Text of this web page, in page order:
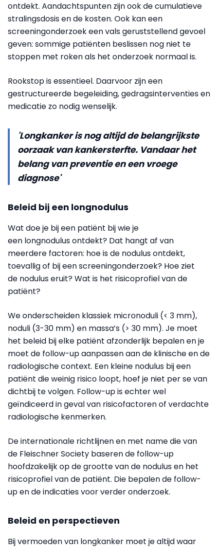
ontdekt. Aandachtspunten zijn ook de cumulatieve
stralingsdosis en de kosten. Ook kan een
screeningonderzoek een vals geruststellend gevoel
geven: sommige patiënten beslissen nog niet te
stoppen met roken als het onderzoek normaal is.
Rookstop is essentieel. Daarvoor zijn een
gestructureerde begeleiding, gedragsinterventies en
medicatie zo nodig wenselijk.
'Longkanker is nog altijd de belangrijkste
oorzaak van kankersterfte. Vandaar het
belang van preventie en een vroege
diagnose'
Beleid bij een longnodulus
Wat doe je bij een patiënt bij wie je
een longnodulus ontdekt? Dat hangt af van
meerdere factoren: hoe is de nodulus ontdekt,
toevallig of bij een screeningonderzoek? Hoe ziet
de nodulus eruit? Wat is het risicoprofiel van de
patiënt?
We onderscheiden klassiek micronoduli (< 3 mm),
noduli (3-30 mm) en massa’s (> 30 mm). Je moet
het beleid bij elke patiënt afzonderlijk bepalen en je
moet de follow-up aanpassen aan de klinische en de
radiologische context. Een kleine nodulus bij een
patiënt die weinig risico loopt, hoef je niet per se van
dichtbij te volgen. Follow-up is echter wel
geïndiceerd in geval van risicofactoren of verdachte
radiologische kenmerken.
De internationale richtlijnen en met name die van
de Fleischner Society baseren de follow-up
hoofdzakelijk op de grootte van de nodulus en het
risicoprofiel van de patiënt. Die bepalen de follow-
up en de indicaties voor verder onderzoek.
Beleid en perspectieven
Bij vermoeden van longkanker moet je altijd waar